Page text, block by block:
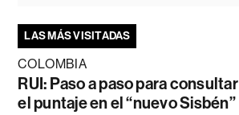
LAS MÁS VISITADAS
COLOMBIA
RUI: Paso a paso para consultar
el puntaje en el “nuevo Sisbén”